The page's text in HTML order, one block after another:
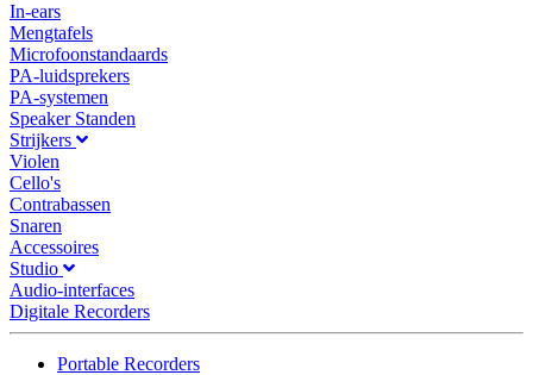
In-ears
Mengtafels
Microfoonstandaards
PA-luidsprekers
PA-systemen
Speaker Standen
Strijkers
Violen
Cello's
Contrabassen
Snaren
Accessoires
Studio
Audio-interfaces
Digitale Recorders
Portable Recorders